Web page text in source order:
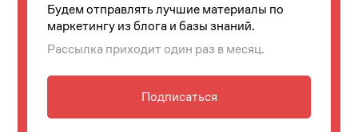
Будем отправлять лучшие материалы по
маркетингу из блога и базы знаний.
Рассылка приходит один раз в месяц.
Подписаться